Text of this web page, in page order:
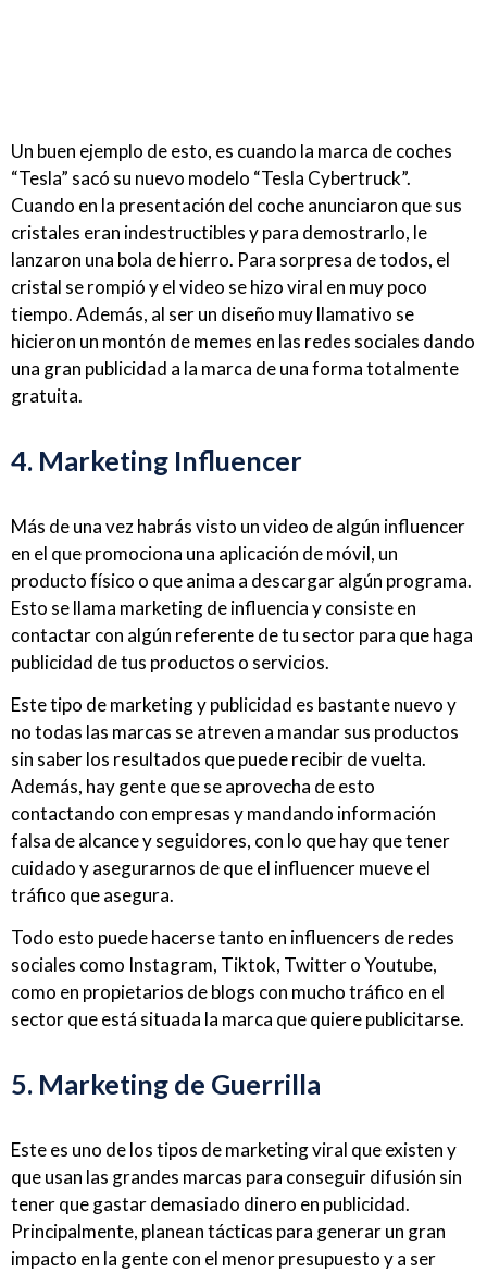
Un buen ejemplo de esto, es cuando la marca de coches
“Tesla” sacó su nuevo modelo “Tesla Cybertruck”.
Cuando en la presentación del coche anunciaron que sus
cristales eran indestructibles y para demostrarlo, le
lanzaron una bola de hierro. Para sorpresa de todos, el
cristal se rompió y el video se hizo viral en muy poco
tiempo. Además, al ser un diseño muy llamativo se
hicieron un montón de memes en las redes sociales dando
una gran publicidad a la marca de una forma totalmente
gratuita.
4. Marketing Influencer
Más de una vez habrás visto un video de algún influencer
en el que promociona una aplicación de móvil, un
producto físico o que anima a descargar algún programa.
Esto se llama marketing de influencia y consiste en
contactar con algún referente de tu sector para que haga
publicidad de tus productos o servicios.
Este tipo de marketing y publicidad es bastante nuevo y
no todas las marcas se atreven a mandar sus productos
sin saber los resultados que puede recibir de vuelta.
Además, hay gente que se aprovecha de esto
contactando con empresas y mandando información
falsa de alcance y seguidores, con lo que hay que tener
cuidado y asegurarnos de que el influencer mueve el
tráfico que asegura.
Todo esto puede hacerse tanto en influencers de redes
sociales como Instagram, Tiktok, Twitter o Youtube,
como en propietarios de blogs con mucho tráfico en el
sector que está situada la marca que quiere publicitarse.
5. Marketing de Guerrilla
Este es uno de los tipos de marketing viral que existen y
que usan las grandes marcas para conseguir difusión sin
tener que gastar demasiado dinero en publicidad.
Principalmente, planean tácticas para generar un gran
impacto en la gente con el menor presupuesto y a ser